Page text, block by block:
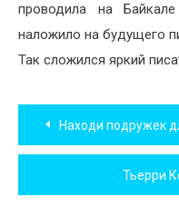
проводила на
наложило на будущего
Так сложился яркий
Навигация
по
записям
Находи подружек
Тьерри